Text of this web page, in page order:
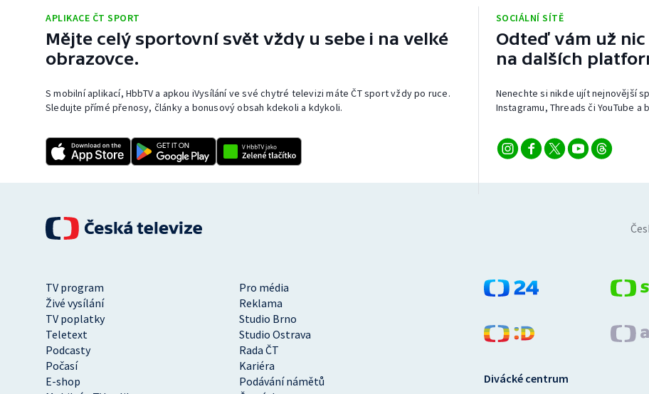
APLIKACE ČT SPORT
Mějte celý sportovní svět vždy u sebe i na velké
obrazovce.
S mobilní aplikací, HbbTV a apkou iVysílání ve své chytré televizi máte ČT sport vždy po ruce.
Sledujte přímé přenosy, články a bonusový obsah kdekoli a kdykoli.
SOCIÁLNÍ SÍTĚ
Odteď vám už
na dalších
Nenechte si nikde ujít nejnovější
Instagramu, Threads či YouTube a
TV program
Pro média
Živé vysílání
Reklama
TV poplatky
Studio Brno
Teletext
Studio Ostrava
Podcasty
Rada ČT
Počasí
Kariéra
E-shop
Podávání námětů
Divácké centrum